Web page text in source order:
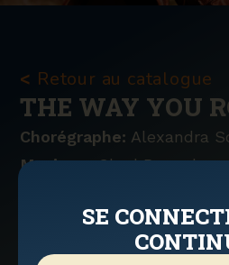
SE
< Retour au catalogue
THE WAY YOU
Chorégraphe: Alexandra
Musique:Chad Brownlee
Nicolas